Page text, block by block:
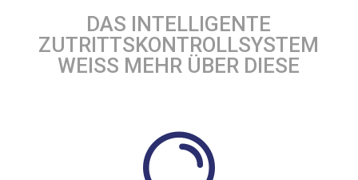
DAS INTELLIGENTE
ZUTRITTSKONTROLLSYSTEM
WEISS MEHR ÜBER DIESE